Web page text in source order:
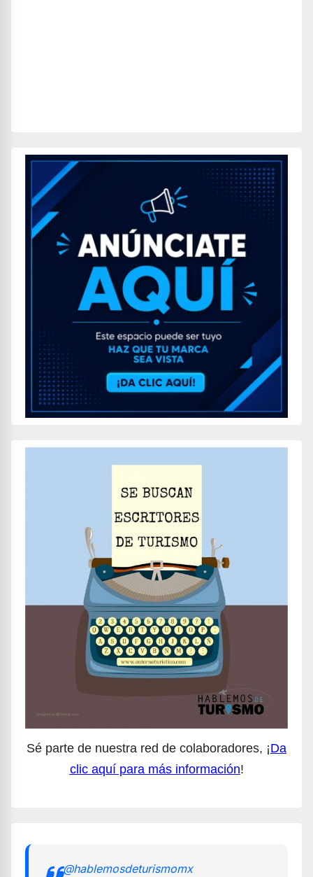
Sé parte de nuestra red de colaboradores, ¡Da
clic aquí para más información!
@hablemosdeturismomx